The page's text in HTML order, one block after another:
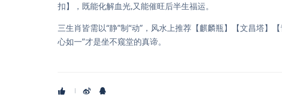
扣】，既能化解血光,又能催旺后半生福运。
三生肖皆需以“静”制“动”，风水上推荐【麒麟瓶】【文昌塔】
心如一”才是坐不窥堂的真谛。